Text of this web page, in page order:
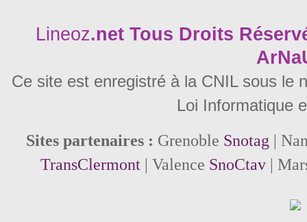
Lineoz.net Tous Droits
Ce site est enregistré à la CNIL sous le
Loi Informatique
Sites partenaires : Grenoble Snotag |
TransClermont| Valence SnoCtav|